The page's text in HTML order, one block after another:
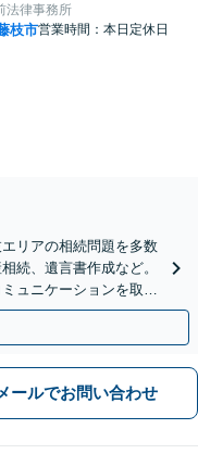
法律事務所
枝市営業時間：本日定休日
リアの相続問題を多数
続、遺言書作成など。
ュニケーションを取り
ールでお問い合わせ